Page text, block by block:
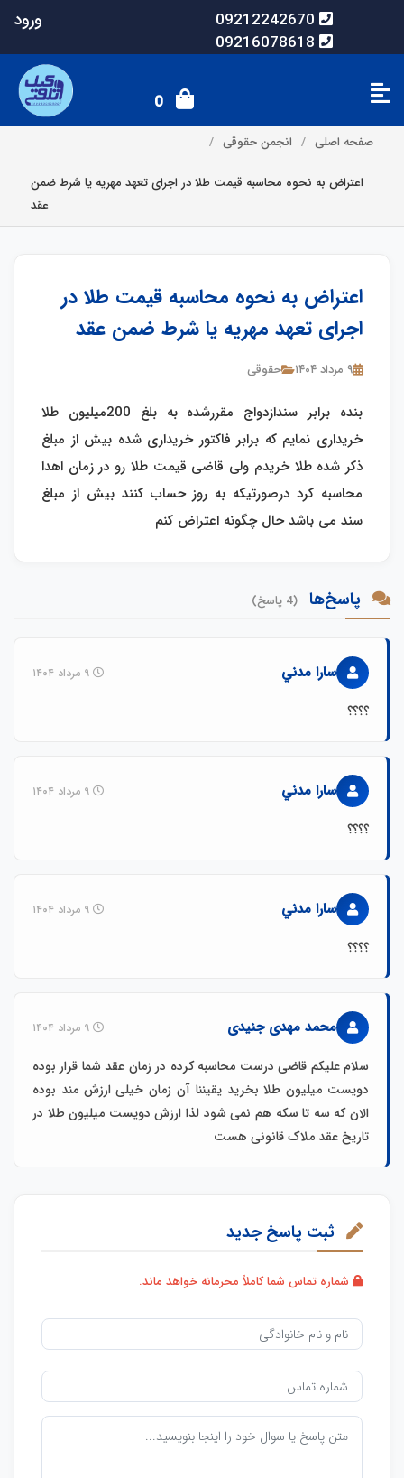
09212242670
09216078618
ورود
0
صفحه اصلی انجمن حقوقی
اعتراض به نحوه محاسبه قیمت طلا در اجرای تعهد مهریه یا شرط ضمن
عقد
اعتراض به نحوه محاسبه قیمت طلا در
اجرای تعهد مهریه یا شرط ضمن عقد
۹ مرداد ۱۴۰۴ حقوقی
بنده برابر سندازدواج مقررشده به بلغ 200میلیون طلا
خریداری نمایم که برابر فاکتور خریداری شده بیش از مبلغ
ذکر شده طلا خریدم ولی قاضی قیمت طلا رو در زمان اهدا
محاسبه کرد درصورتیکه به روز حساب کنند بیش از مبلغ
سند می باشد حال چگونه اعتراض کنم
پاسخ‌ها (4 پاسخ)
سارا مدني
؟؟؟؟
سارا مدني
؟؟؟؟
سارا مدني
؟؟؟؟
محمد مهدی جنیدی
سلام علیکم قاضی درست محاسبه کرده در زمان عقد شما قرار بوده
دویست میلیون طلا بخرید یقیننا آن زمان خیلی ارزش مند بوده
الان که سه تا سکه هم نمی شود لذا ارزش دویست میلیون طلا در
تاریخ عقد ملاک قانونی هست
ثبت پاسخ جدید
شماره تماس شما کاملاً محرمانه خواهد ماند.